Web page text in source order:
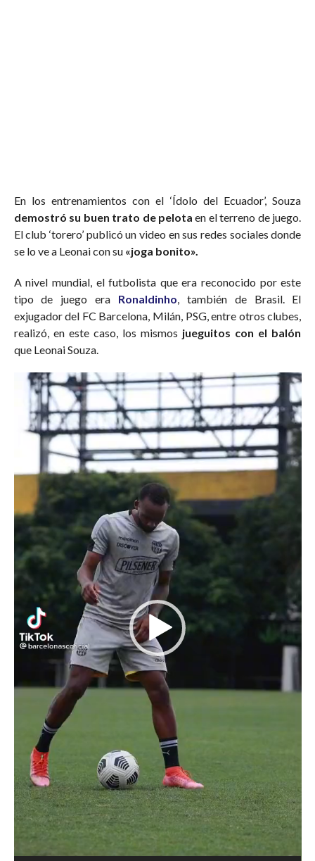
En los entrenamientos con el ‘Ídolo del Ecuador’, Souza
demostró su buen trato de pelota en el terreno de juego.
El club ‘torero’ publicó un video en sus redes sociales donde
se lo ve a Leonai con su «joga bonito».
A nivel mundial, el futbolista que era reconocido por este
tipo de juego era Ronaldinho, también de Brasil. El
exjugador del FC Barcelona, Milán, PSG, entre otros clubes,
realizó, en este caso, los mismos jueguitos con el balón
que Leonai Souza.
Reproductor
vídeo